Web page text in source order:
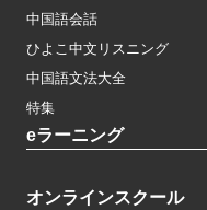
中国語会話
ひよこ中文リスニング
中国語文法大全
特集
eラーニング
オンラインスクール